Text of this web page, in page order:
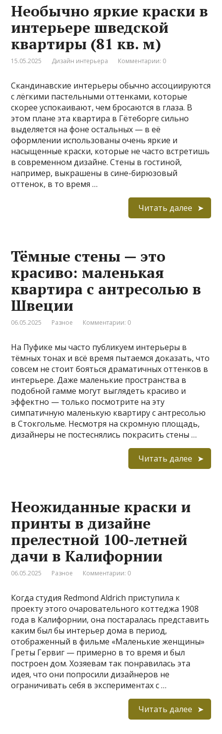
Необычно яркие краски в
интерьере шведской
квартиры (81 кв. м)
15.05.2025 Дизайн интерьера Комментарии: 0
Скандинавские интерьеры обычно ассоциируются
с лёгкими пастельными оттенками, которые
скорее успокаивают, чем бросаются в глаза. В
этом плане эта квартира в Гётеборге сильно
выделяется на фоне остальных — в её
оформлении использованы очень яркие и
насыщенные краски, которые не часто встретишь
в современном дизайне. Стены в гостиной,
например, выкрашены в сине-бирюзовый
оттенок, в то время …
Читать далее
Тёмные стены — это
красиво: маленькая
квартира с антресолью в
Швеции
06.05.2025 Разное Комментарии: 0
На Пуфике мы часто публикуем интерьеры в
тёмных тонах и всё время пытаемся доказать, что
совсем не стоит бояться драматичных оттенков в
интерьере. Даже маленькие пространства в
подобной гамме могут выглядеть красиво и
эффектно — только посмотрите на эту
симпатичную маленькую квартиру с антресолью
в Стокгольме. Несмотря на скромную площадь,
дизайнеры не постеснялись покрасить стены …
Читать далее
Неожиданные краски и
принты в дизайне
прелестной 100-летней
дачи в Калифорнии
06.05.2025 Разное Комментарии: 0
Когда студия Redmond Aldrich приступила к
проекту этого очаровательного коттеджа 1908
года в Калифорнии, она постаралась представить
каким был бы интерьер дома в период,
отображенный в фильме «Маленькие женщины»
Греты Гервиг — примерно в то время и был
построен дом. Хозяевам так понравилась эта
идея, что они попросили дизайнеров не
ограничивать себя в экспериментах с …
Читать далее